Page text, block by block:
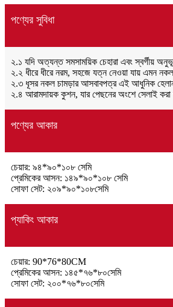
পণ্যের সুবিধা
২.১ যদি অত্যন্ত সমসাময়িক চেহারা এবং স্বর্গীয়
২.২ ধীরে ধীরে নরম, সহজে যত্ন নেওয়া যায় এমন
২.৩ ধূসর নকল চামড়ার আসবাবপত্র এই আধুনিক
২.৪ আরামদায়ক কুশন, যার পেছনের অংশে সেলাই
পণ্যের আকার
চেয়ার: ৯৪*৯০*১০৮ সেমি
প্রেমিকের আসন: ১৪৯*৯০*১০৮ সেমি
সোফা সেট: ২০৯*৯০*১০৮সেমি
প্যাকিং আকার
চেয়ার: 90*76*80CM
প্রেমিকের আসন: ১৪৫*৭৬*৮০সেমি
সোফা সেট: ২০০*৭৬*৮০সেমি